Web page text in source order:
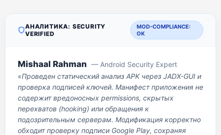
АНАЛИТИКА: SECURITY
VERIFIED
MOD-COMPLIANCE:
OK
Mishaal Rahman — Android Security Expert
«Проведен статический анализ APK через JADX-GUI и
проверка подписей ключей. Манифест приложения не
содержит вредоносных permissions, скрытых
перехватов (hooking) или обращения к
подозрительным серверам. Модификация корректно
обходит проверку подписи Google Play, сохраняя